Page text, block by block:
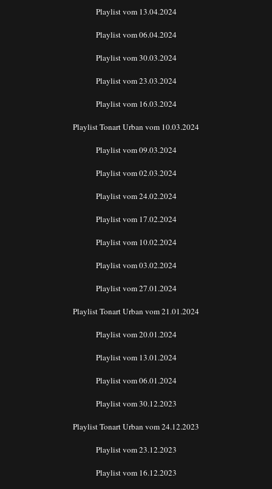
Playlist vom 13.04.2024
Playlist vom 06.04.2024
Playlist vom 30.03.2024
Playlist vom 23.03.2024
Playlist vom 16.03.2024
Playlist Tonart Urban vom 10.03.2024
Playlist vom 09.03.2024
Playlist vom 02.03.2024
Playlist vom 24.02.2024
Playlist vom 17.02.2024
Playlist vom 10.02.2024
Playlist vom 03.02.2024
Playlist vom 27.01.2024
Playlist Tonart Urban vom 21.01.2024
Playlist vom 20.01.2024
Playlist vom 13.01.2024
Playlist vom 06.01.2024
Playlist vom 30.12.2023
Playlist Tonart Urban vom 24.12.2023
Playlist vom 23.12.2023
Playlist vom 16.12.2023